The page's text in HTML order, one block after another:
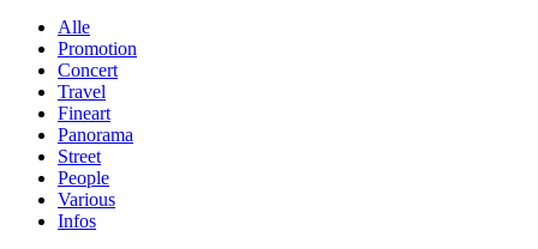
Alle
Promotion
Concert
Travel
Fineart
Panorama
Street
People
Various
Infos